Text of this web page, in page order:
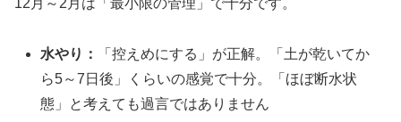
12月～2月は「最小限の管理」で十分です。
水やり：
「控えめにする」が正解。「土が乾いてか
ら5～7日後」くらいの感覚で十分。「ほぼ断水状
態」と考えても過言ではありません